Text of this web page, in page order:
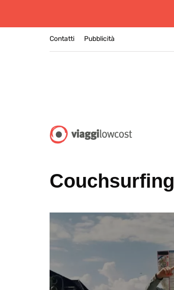
Contatti Pubblicità
Couchsurfing